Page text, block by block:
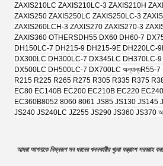
ZAXIS210LC ZAXIS210LC-3 ZAXIS210H
ZAXIS250 ZAXIS250LC ZAXIS250LC-3
ZAXIS260LCH-3 ZAXIS270 ZAXIS270-3
ZAXIS360 OTHERSDH55 DX60 DH60-7
DH150LC-7 DH215-9 DH215-9E DH220LC-
DX300LC DH300LC-7 DX345LC DH370LC-
DX500LC DH500LC-7 DX700LC অন্যান্যR55-7
R215 R225 R265 R275 R305 R335 R375
EC80 EC140B EC200 EC210B EC220
EC360B8052 8060 8061 JS85 JS130 JS145
JS240 JS240LC JZ255 JS290 JS360 JS370
আমরা আপনাকে নিম্নরূপ সব ধরনের খননকারীর খুচরা যন্ত্রাংশ সরবরাহ